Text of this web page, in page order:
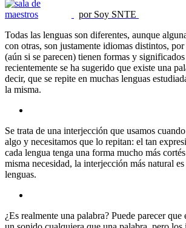
por Soy SNTE
Todas las lenguas son diferentes, aunque
con otras, son justamente idiomas distintos,
(aún si se parecen) tienen formas y
recientemente se ha sugerido que existe una
decir, que se repite en muchas lenguas
la misma.
Se trata de una interjección que usamos
algo y necesitamos que lo repitan: el tan
cada lengua tenga una forma mucho más
misma necesidad, la interjección más natural
lenguas.
¿Es realmente una palabra? Puede parecer que